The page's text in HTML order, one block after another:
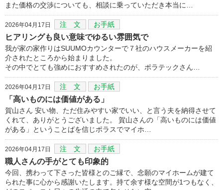
また価格の交渉についても、相談に乗っていただき本当に…
2026年04月17日 注 文 お手紙
ヒアリングも良い意味でゆるい雰囲気で
我が家の家作りはSUUMOカウンターで７社のハウスメーカーを紹
介されたところから始まりました。
その中でとても強めにおすすめされたのが、ポラテックさん…
2026年04月17日 注 文 お手紙
「高いものには価値がある」
賀山さん 安い物、ただ住みやすい家でいい、と言う夫を納得させて
くれて、ありがとうございました。 賀山さんの「高いものには価値
がある」ということばを信じポラスでマイホ…
2026年04月17日 注 文 お手紙
職人さんの手がとても印象的
今回、携わって下さった皆様とのご縁で、念願のマイホームが建て
られた事に心から感謝いたします。持て余す様な空間が1つもなく、